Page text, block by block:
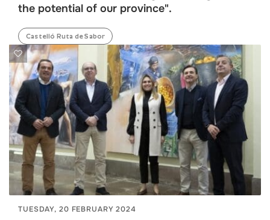
the potential of our province".
Castelló Ruta de Sabor
TUESDAY, 20 FEBRUARY 2024